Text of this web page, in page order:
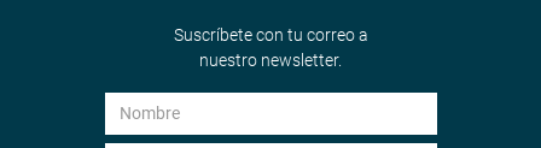
Suscríbete con tu correo a
nuestro newsletter.